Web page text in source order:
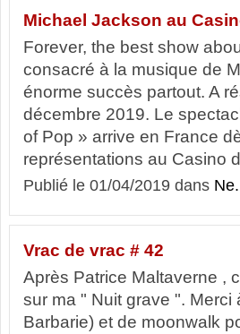
Michael Jackson au
Forever, the best show
consacré à la musique de
énorme succès partout. A
décembre 2019. Le
of Pop » arrive en France
représentations au Casino
Publié le 01/04/2019 dans
Vrac de vrac # 42
Après Patrice Maltaverne ,
sur ma " Nuit grave ".
Barbarie) et de moonwalk